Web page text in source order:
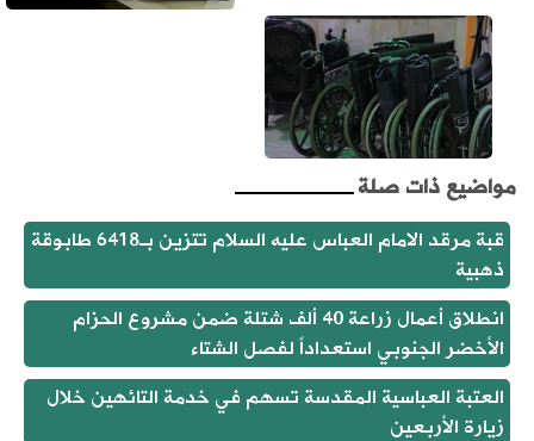
مواضيع ذات صلة
قبة مرقد الامام العباس عليه السلام تتزين بـ6418 طابوقة
ذهبية
انطلاق أعمال زراعة 40 ألف شتلة ضمن مشروع الحزام
الأخضر الجنوبي استعداداً لفصل الشتاء
العتبة العباسية المقدسة تسهم في خدمة التائهين خلال
زيارة الأربعين